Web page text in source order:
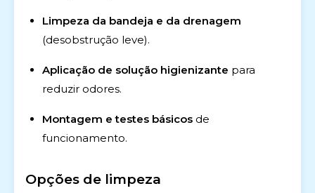
Limpeza da bandeja e da drenagem
(desobstrução leve).
Aplicação de solução higienizante para
reduzir odores.
Montagem e testes básicos de
funcionamento.
Opções de limpeza